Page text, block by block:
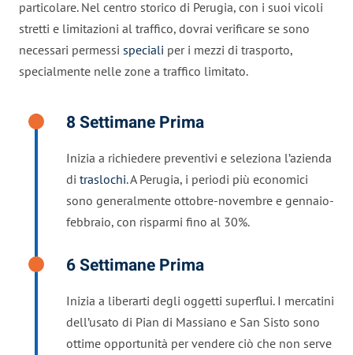
particolare. Nel centro storico di Perugia, con i suoi vicoli
stretti e limitazioni al traffico, dovrai verificare se sono
necessari permessi speciali per i mezzi di trasporto,
specialmente nelle zone a traffico limitato.
8 Settimane Prima
Inizia a richiedere preventivi e seleziona l’azienda
di traslochi. A Perugia, i periodi più economici
sono generalmente ottobre-novembre e gennaio-
febbraio, con risparmi fino al 30%.
6 Settimane Prima
Inizia a liberarti degli oggetti superflui. I mercatini
dell’usato di Pian di Massiano e San Sisto sono
ottime opportunità per vendere ciò che non serve